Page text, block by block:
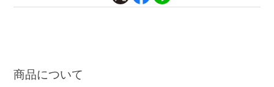
商品について